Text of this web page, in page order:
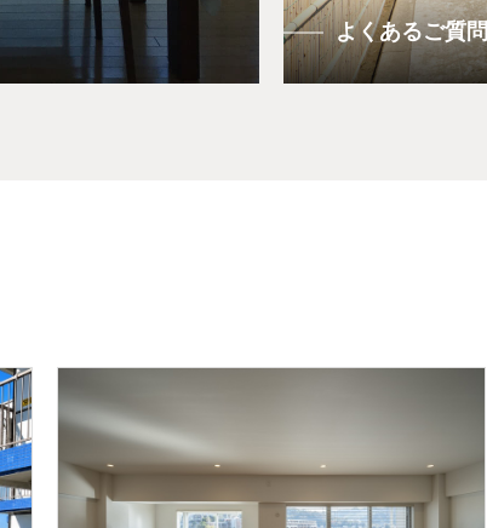
よくあるご質問